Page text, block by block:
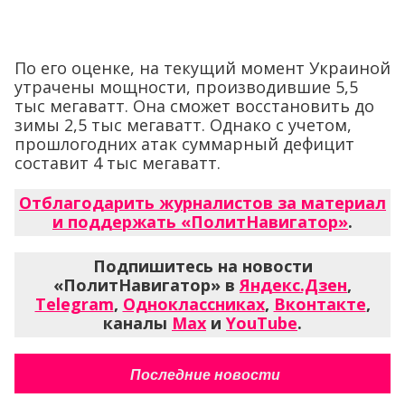
По его оценке, на текущий момент Украиной
утрачены мощности, производившие 5,5
тыс мегаватт. Она сможет восстановить до
зимы 2,5 тыс мегаватт. Однако с учетом,
прошлогодних атак суммарный дефицит
составит 4 тыс мегаватт.
Отблагодарить журналистов за материал
и поддержать «ПолитНавигатор».
Подпишитесь на новости
«ПолитНавигатор» вЯндекс.Дзен,
Telegram, Одноклассниках, Вконтакте,
каналы Max и YouTube.
Последние новости